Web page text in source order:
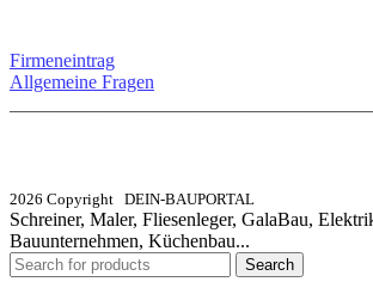
Firmeneintrag
Allgemeine Fragen
2026 Copyright DEIN-BAUPORTAL
Schreiner, Maler, Fliesenleger, GalaBau,
Bauunternehmen, Küchenbau...
Search